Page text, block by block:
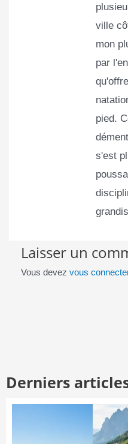
ville
mon
par
pied.
s'est
Laisser un
Vous devez vous
Derniers